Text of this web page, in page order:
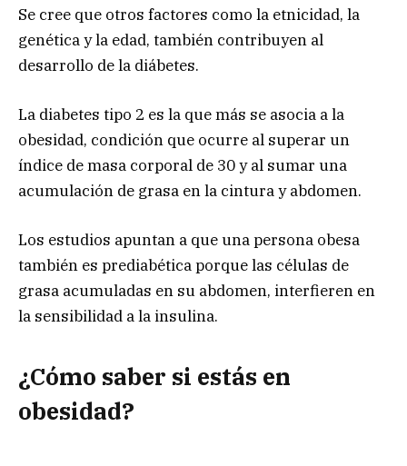
Se cree que otros factores como la etnicidad, la
genética y la edad, también contribuyen al
desarrollo de la diábetes.
La diabetes tipo 2 es la que más se asocia a la
obesidad, condición que ocurre al superar un
índice de masa corporal de 30 y al sumar una
acumulación de grasa en la cintura y abdomen.
Los estudios apuntan a que una persona obesa
también es prediabética porque las células de
grasa acumuladas en su abdomen, interfieren en
la sensibilidad a la insulina.
¿Cómo saber si estás en
obesidad?